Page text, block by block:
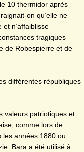
10 thermidor après
on qu’elle ne
et n’affaiblisse
tragiques
de Robespierre et de
différentes républiques
valeurs patriotiques et
comme lors de
les années 1880 ou
Bara a été utilisé à